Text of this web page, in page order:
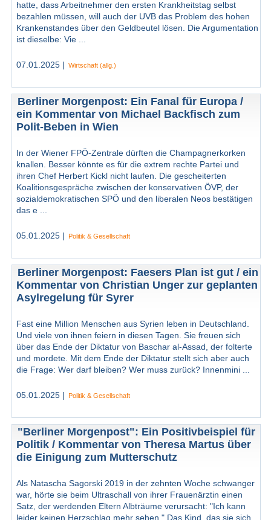
hatte, dass Arbeitnehmer den ersten Krankheitstag selbst
bezahlen müssen, will auch der UVB das Problem des hohen
Krankenstandes über den Geldbeutel lösen. Die Argumentation
ist dieselbe: Vie ...
07.01.2025 | Wirtschaft (allg.)
Berliner Morgenpost: Ein Fanal für Europa /
ein Kommentar von Michael Backfisch zum
Polit-Beben in Wien
In der Wiener FPÖ-Zentrale dürften die Champagnerkorken
knallen. Besser könnte es für die extrem rechte Partei und
ihren Chef Herbert Kickl nicht laufen. Die gescheiterten
Koalitionsgespräche zwischen der konservativen ÖVP, der
sozialdemokratischen SPÖ und den liberalen Neos bestätigen
das e ...
05.01.2025 | Politik & Gesellschaft
Berliner Morgenpost: Faesers Plan ist gut / ein
Kommentar von Christian Unger zur geplanten
Asylregelung für Syrer
Fast eine Million Menschen aus Syrien leben in Deutschland.
Und viele von ihnen feiern in diesen Tagen. Sie freuen sich
über das Ende der Diktatur von Baschar al-Assad, der folterte
und mordete. Mit dem Ende der Diktatur stellt sich aber auch
die Frage: Wer darf bleiben? Wer muss zurück? Innenmini ...
05.01.2025 | Politik & Gesellschaft
"Berliner Morgenpost": Ein Positivbeispiel für
Politik / Kommentar von Theresa Martus über
die Einigung zum Mutterschutz
Als Natascha Sagorski 2019 in der zehnten Woche schwanger
war, hörte sie beim Ultraschall von ihrer Frauenärztin einen
Satz, der werdenden Eltern Albträume verursacht: "Ich kann
leider keinen Herzschlag mehr sehen." Das Kind, das sie sich